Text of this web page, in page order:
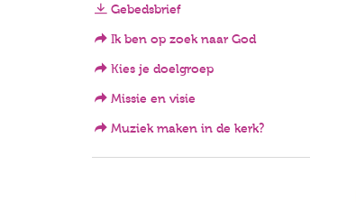
Gebedsbrief
Ik ben op zoek naar God
Kies je doelgroep
Missie en visie
Muziek maken in de kerk?